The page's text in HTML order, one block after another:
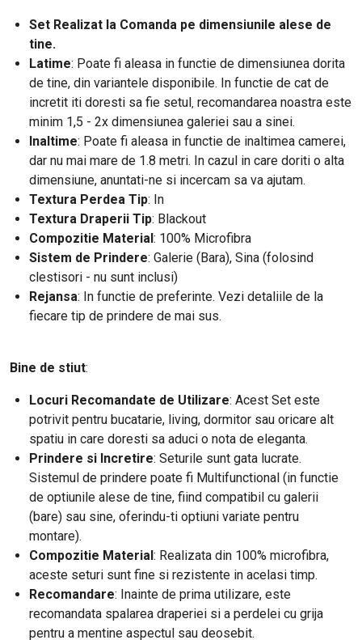
Set Realizat la Comanda pe dimensiunile alese de
tine.
Latime: Poate fi aleasa in functie de dimensiunea dorita
de tine, din variantele disponibile. In functie de cat de
incretit iti doresti sa fie setul, recomandarea noastra este
minim 1,5 - 2x dimensiunea galeriei sau a sinei.
Inaltime: Poate fi aleasa in functie de inaltimea camerei,
dar nu mai mare de 1.8 metri. In cazul in care doriti o alta
dimensiune, anuntati-ne si incercam sa va ajutam.
Textura Perdea Tip: In
Textura Draperii Tip: Blackout
Compozitie Material: 100% Microfibra
Sistem de Prindere: Galerie (Bara), Sina (folosind
clestisori - nu sunt inclusi)
Rejansa: In functie de preferinte. Vezi detaliile de la
fiecare tip de prindere de mai sus.
Bine de stiut:
Locuri Recomandate de Utilizare: Acest Set este
potrivit pentru bucatarie, living, dormitor sau oricare alt
spatiu in care doresti sa aduci o nota de eleganta.
Prindere si Incretire: Seturile sunt gata lucrate.
Sistemul de prindere poate fi Multifunctional (in functie
de optiunile alese de tine, fiind compatibil cu galerii
(bare) sau sine, oferindu-ti optiuni variate pentru
montare).
Compozitie Material: Realizata din 100% microfibra,
aceste seturi sunt fine si rezistente in acelasi timp.
Recomandare: Inainte de prima utilizare, este
recomandata spalarea draperiei si a perdelei cu grija
pentru a mentine aspectul sau deosebit.